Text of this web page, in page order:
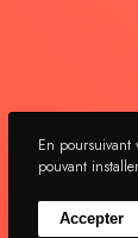
En poursuivant
pouvant
Accepter